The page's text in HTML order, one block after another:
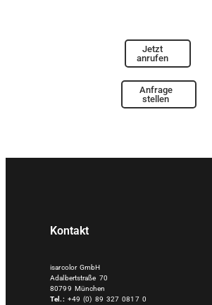
Jetzt
anrufen
Anfrage
stellen
Kontakt
isarcolor GmbH
Adalbertstraße 70
80799 München
Tel.: +49 (0) 89 327 0817 0